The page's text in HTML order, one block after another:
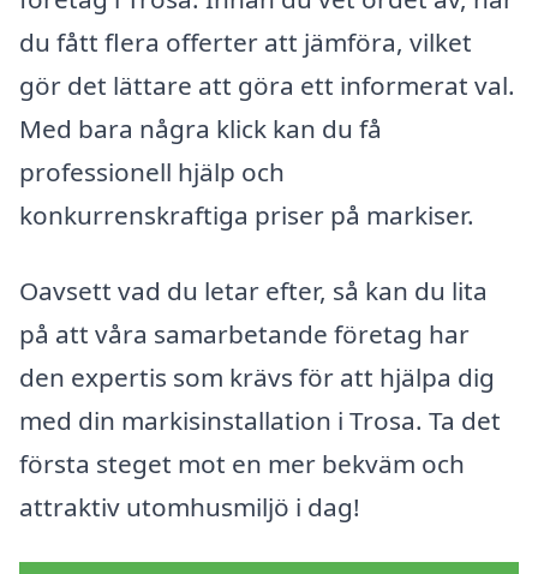
du fått flera offerter att jämföra, vilket
gör det lättare att göra ett informerat val.
Med bara några klick kan du få
professionell hjälp och
konkurrenskraftiga priser på markiser.
Oavsett vad du letar efter, så kan du lita
på att våra samarbetande företag har
den expertis som krävs för att hjälpa dig
med din markisinstallation i Trosa. Ta det
första steget mot en mer bekväm och
attraktiv utomhusmiljö i dag!